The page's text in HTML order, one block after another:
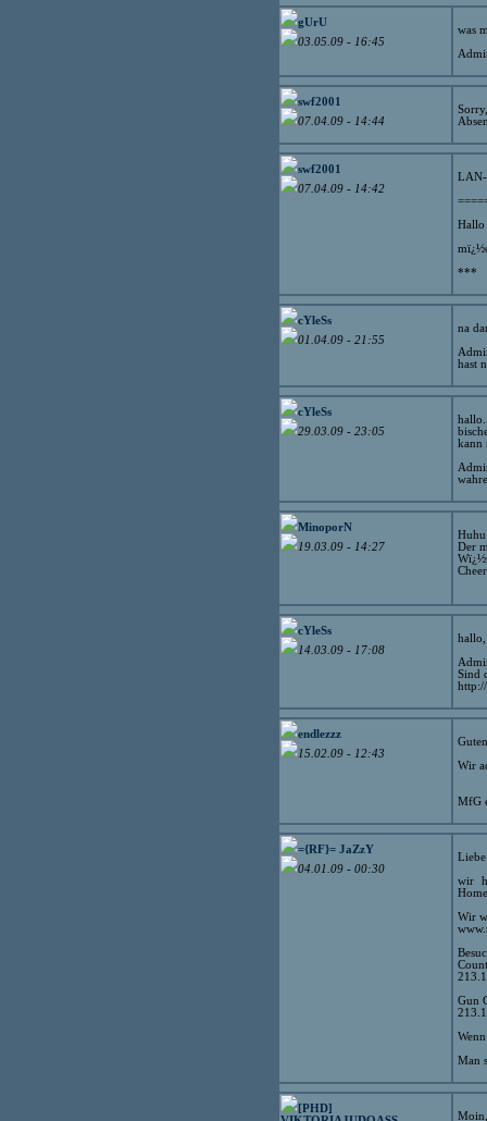
gUrU
03.05.09 - 16:45
was
swf2001
07.04.09 - 14:44
swf2001
07.04.09 - 14:42
LAN-
Hallo
***
cYleSs
01.04.09 - 21:55
na
hast
cYleSs
29.03.09 - 23:05
kann
MinoporN
19.03.09 - 14:27
Der
cYleSs
14.03.09 - 17:08
hallo,
Sind
endlezzz
15.02.09 - 12:43
Wir
MfG
={RF}= JaZzY
04.01.09 - 00:30
wir
Wir
Gun
Man
[PHD]
Moin,